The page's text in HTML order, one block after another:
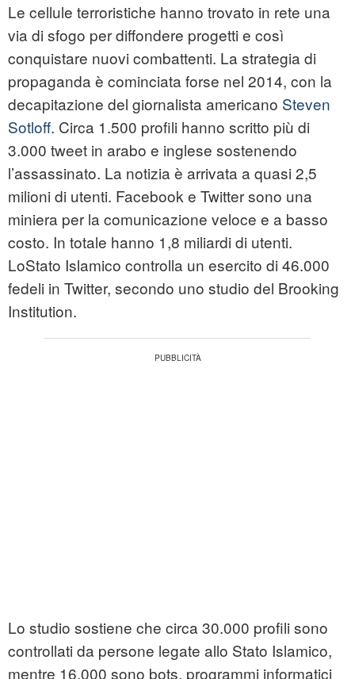
Le cellule terroristiche hanno trovato in rete una
via di sfogo per diffondere progetti e così
conquistare nuovi combattenti. La strategia di
propaganda è cominciata forse nel 2014, con la
decapitazione del giornalista americano Steven
Sotloff. Circa 1.500 profili hanno scritto più di
3.000 tweet in arabo e inglese sostenendo
l’assassinato. La notizia è arrivata a quasi 2,5
milioni di utenti. Facebook e Twitter sono una
miniera per la comunicazione veloce e a basso
costo. In totale hanno 1,8 miliardi di utenti.
LoStato Islamico controlla un esercito di 46.000
fedeli in Twitter, secondo uno studio del Brooking
Institution.
Lo studio sostiene che circa 30.000 profili sono
controllati da persone legate allo Stato Islamico,
mentre 16.000 sono bots, programmi informatici